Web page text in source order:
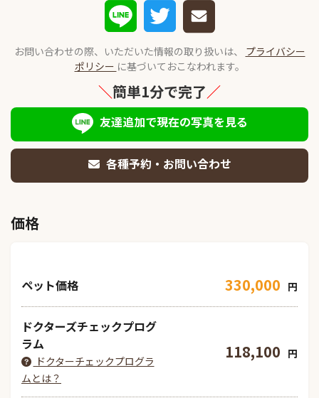
お問い合わせの際、いただいた情報の取り扱いは、 プライバシー
ポリシー に基づいておこなわれます。
＼簡単1分で完了／
友達追加で現在の写真を見る
各種予約・お問い合わせ
価格
ペット価格 330,000 円
ドクターズチェックプログ
ラム
ドクターチェックプログラ
ムとは？
118,100 円